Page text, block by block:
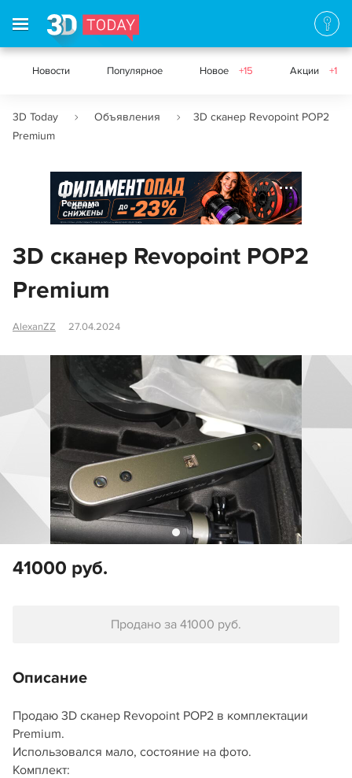
Новости Популярное Новое +15 Акции +1
3D Today Объявления
3D сканер Revopoint POP2
Premium
Реклама
3D сканер Revopoint POP2
Premium
AlexanZZ 27.04.2024
41000 руб.
Продано за 41000 руб.
Описание
Продаю 3D сканер Revopoint POP2 в комплектации
Premium.
Использовался мало, состояние на фото.
Комплект: